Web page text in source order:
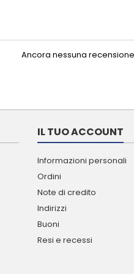
Ancora nessuna
IL TUO ACCOUNT
Informazioni personali
Ordini
Note di credito
Indirizzi
Buoni
Resi e recessi